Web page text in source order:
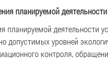
планируемой
планируемой
допустимых уровней
контроля,